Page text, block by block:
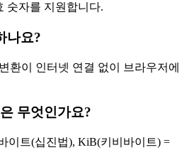
숫자를 지원합니다.
나요?
환이 인터넷 연결 없이 브라우저에
무엇인가요?
이트(십진법), KiB(키비바이트) =